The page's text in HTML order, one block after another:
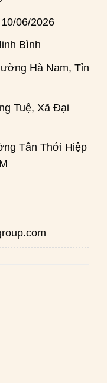
10/06/2026
Bình
Hà Nam, Tỉnh
Tuệ, Xã Đại
Tân Thới Hiệp